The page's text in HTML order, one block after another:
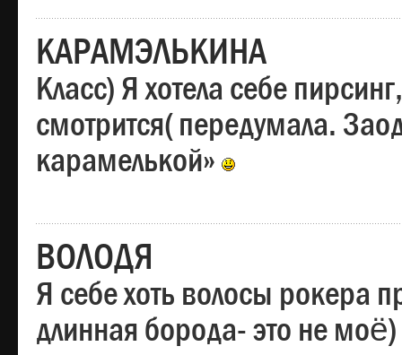
КАРАМЭЛЬКИНА
Класс) Я хотела себе
смотрится( передумала.
карамелькой»
ВОЛОДЯ
Я себе хоть волосы рокера
длинная борода- это не моё)